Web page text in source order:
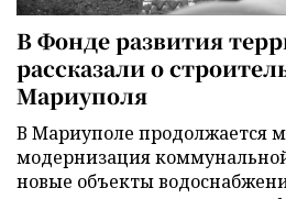
В Фонде развития
рассказали о
Мариуполя
В Мариуполе продолжается
модернизация
новые объекты